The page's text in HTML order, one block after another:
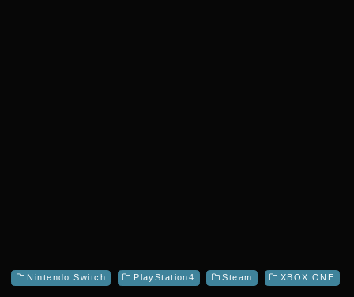
Nintendo Switch PlayStation4 Steam XBOX ONE